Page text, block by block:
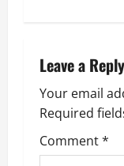
a
v
i
Leave a Reply
Your email
Required
Comment*